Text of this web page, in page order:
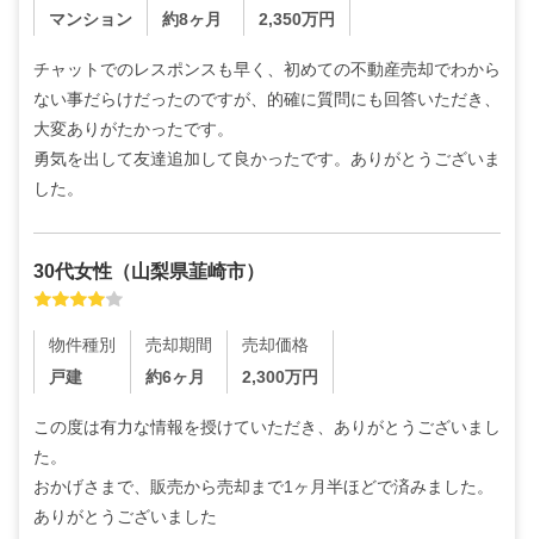
マンション
約8ヶ月
2,350万円
チャットでのレスポンスも早く、初めての不動産売却でわから
ない事だらけだったのですが、的確に質問にも回答いただき、
大変ありがたかったです。
勇気を出して友達追加して良かったです。ありがとうございま
した。
30代女性 （山梨県韮崎市）
物件種別
戸建
売却期間
約6ヶ月
売却価格
2,300万円
この度は有力な情報を授けていただき、ありがとうございまし
た。
おかげさまで、販売から売却まで1ヶ月半ほどで済みました。
ありがとうございました